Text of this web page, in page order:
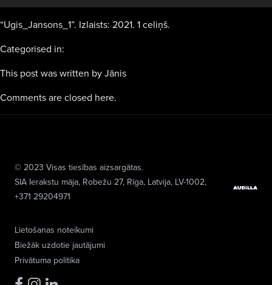
“Ugis_Jansons_1”. Izlaists: 2021. 1 celiņš.
Categorised in:
This post was written by Jānis
Comments are closed here.
Lietošanas noteikumi
Biežāk uzdotie jautājumi
Privātuma politika
© 2023 Visas tiesības aizsargātas.
SIA Ierakstu māja, Robežu 27, Rīga, Latvija, LV-1002,
+371 29204971